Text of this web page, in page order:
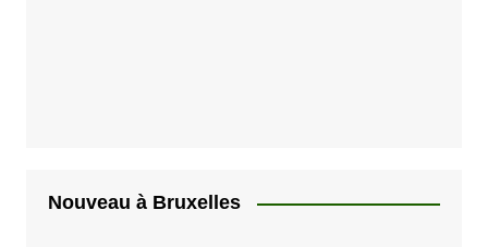
Nouveau à Bruxelles